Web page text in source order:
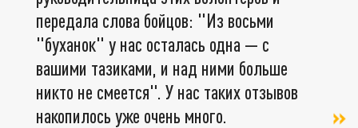
передала слова бойцов: "Из восьми
"буханок" у нас осталась одна — с
вашими тазиками, и над ними больше
никто не смеется". У нас таких отзывов
накопилось уже очень много.